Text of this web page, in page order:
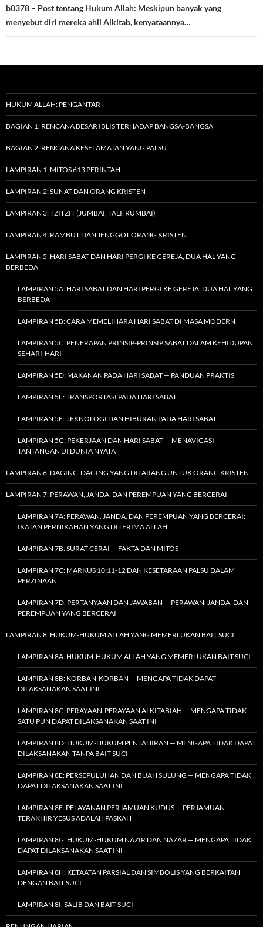
b0378 – Post tentang Hukum Allah: Meskipun banyak yang
menyebut diri mereka ahli Alkitab, kenyataannya…
HUKUM ALLAH: PENGANTAR
BAGIAN 1: RENCANA BESAR IBLIS TERHADAP BANGSA-BANGSA
BAGIAN 2: RENCANA KESELAMATAN YANG PALSU
LAMPIRAN 1: MITOS 613 PERINTAH
LAMPIRAN 2: SUNAT DAN ORANG KRISTEN
LAMPIRAN 3: TZITZIT (JUMBAI, TALI, RUMBAI)
LAMPIRAN 4: RAMBUT DAN JENGGOT ORANG KRISTEN
LAMPIRAN 5: HARI SABAT DAN HARI PERGI KE GEREJA, DUA HAL YANG
BERBEDA
LAMPIRAN 5A: HARI SABAT DAN HARI PERGI KE GEREJA, DUA HAL YANG
BERBEDA
LAMPIRAN 5B: CARA MEMELIHARA HARI SABAT DI MASA MODERN
LAMPIRAN 5C: PENERAPAN PRINSIP-PRINSIP SABAT DALAM KEHIDUPAN
SEHARI-HARI
LAMPIRAN 5D: MAKANAN PADA HARI SABAT — PANDUAN PRAKTIS
LAMPIRAN 5E: TRANSPORTASI PADA HARI SABAT
LAMPIRAN 5F: TEKNOLOGI DAN HIBURAN PADA HARI SABAT
LAMPIRAN 5G: PEKERJAAN DAN HARI SABAT — MENAVIGASI
TANTANGAN DI DUNIA NYATA
LAMPIRAN 6: DAGING-DAGING YANG DILARANG UNTUK ORANG KRISTEN
LAMPIRAN 7: PERAWAN, JANDA, DAN PEREMPUAN YANG BERCERAI
LAMPIRAN 7A: PERAWAN, JANDA, DAN PEREMPUAN YANG BERCERAI:
IKATAN PERNIKAHAN YANG DITERIMA ALLAH
LAMPIRAN 7B: SURAT CERAI — FAKTA DAN MITOS
LAMPIRAN 7C: MARKUS 10:11-12 DAN KESETARAAN PALSU DALAM
PERZINAAN
LAMPIRAN 7D: PERTANYAAN DAN JAWABAN — PERAWAN, JANDA, DAN
PEREMPUAN YANG BERCERAI
LAMPIRAN 8: HUKUM-HUKUM ALLAH YANG MEMERLUKAN BAIT SUCI
LAMPIRAN 8A: HUKUM-HUKUM ALLAH YANG MEMERLUKAN BAIT SUCI
LAMPIRAN 8B: KORBAN-KORBAN — MENGAPA TIDAK DAPAT
DILAKSANAKAN SAAT INI
LAMPIRAN 8C: PERAYAAN-PERAYAAN ALKITABIAH — MENGAPA TIDAK
SATU PUN DAPAT DILAKSANAKAN SAAT INI
LAMPIRAN 8D: HUKUM-HUKUM PENTAHIRAN — MENGAPA TIDAK DAPAT
DILAKSANAKAN TANPA BAIT SUCI
LAMPIRAN 8E: PERSEPULUHAN DAN BUAH SULUNG — MENGAPA TIDAK
DAPAT DILAKSANAKAN SAAT INI
LAMPIRAN 8F: PELAYANAN PERJAMUAN KUDUS — PERJAMUAN
TERAKHIR YESUS ADALAH PASKAH
LAMPIRAN 8G: HUKUM-HUKUM NAZIR DAN NAZAR — MENGAPA TIDAK
DAPAT DILAKSANAKAN SAAT INI
LAMPIRAN 8H: KETAATAN PARSIAL DAN SIMBOLIS YANG BERKAITAN
DENGAN BAIT SUCI
LAMPIRAN 8I: SALIB DAN BAIT SUCI